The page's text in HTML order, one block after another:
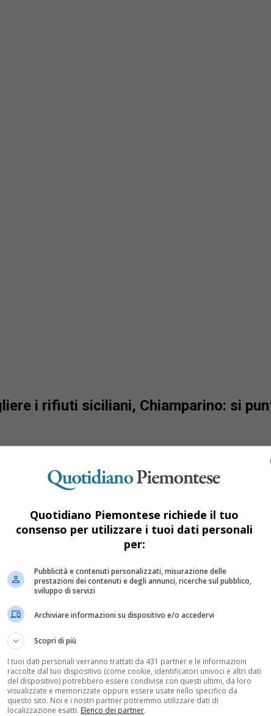
i rifiuti siciliani, Chiamparino: si
Quotidiano Piemontese richiede il tuo
consenso per utilizzare i tuoi dati personali
per:
Pubblicità e contenuti personalizzati, misurazione delle
prestazioni dei contenuti e degli annunci, ricerche sul pubblico,
sviluppo di servizi
Archiviare informazioni su dispositivo e/o accedervi
Scopri di più
I tuoi dati personali verranno trattati da 431 partner e le informazioni
raccolte dal tuo dispositivo (come cookie, identificatori univoci e altri dati
del dispositivo) potrebbero essere condivise con questi ultimi, da loro
visualizzate e memorizzate oppure essere usate nello specifico da
questo sito. Noi e i nostri partner potremmo utilizzare dati di
localizzazione esatti. Elenco dei partner.